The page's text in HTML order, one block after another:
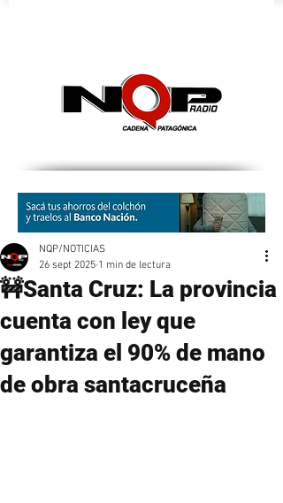
🚧Santa Cruz: La provincia
cuenta con ley que
garantiza el 90% de mano
de obra santacruceña
NQP/NOTICIAS
26 sept 2025 1 min de lectura